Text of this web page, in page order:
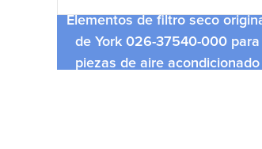
1SFL431074R8011 CA Contactor
AX95-30-11-80